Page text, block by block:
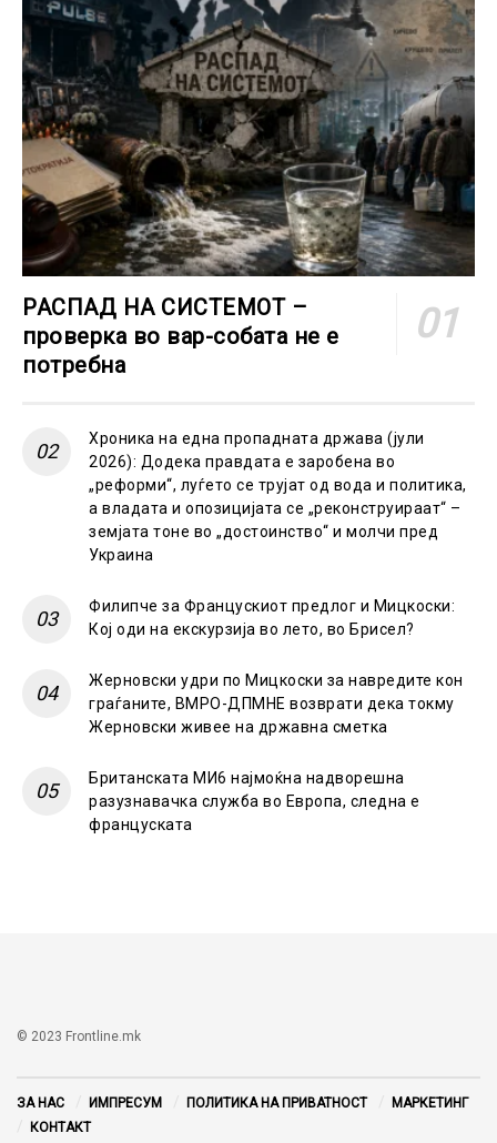
РАСПАД НА СИСТЕМОТ –
проверка во вар-собата не е
потребна
Хроника на една пропадната држава (јули
2026): Додека правдата е заробена во
„реформи“, луѓето се трујат од вода и политика,
а владата и опозицијата се „реконструираат“ –
земјата тоне во „достоинство“ и молчи пред
Украина
Филипче за Францускиот предлог и Мицкоски:
Кој оди на екскурзија во лето, во Брисел?
Жерновски удри по Мицкоски за навредите кон
граѓаните, ВМРО-ДПМНЕ возврати дека токму
Жерновски живее на државна сметка
Британската МИ6 најмоќна надворешна
разузнавачка служба во Европа, следна е
француската
© 2023 Frontline.mk
ЗА НАС ИМПРЕСУМ ПОЛИТИКА НА ПРИВАТНОСТ
МАРКЕТИНГ
КОНТАКТ